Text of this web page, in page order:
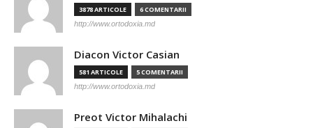
3878 ARTICOLE 6 COMENTARII
http://www.ortodoxia.md
Diacon Victor Casian
581 ARTICOLE 5 COMENTARII
http://www.ortodoxia.md
Preot Victor Mihalachi